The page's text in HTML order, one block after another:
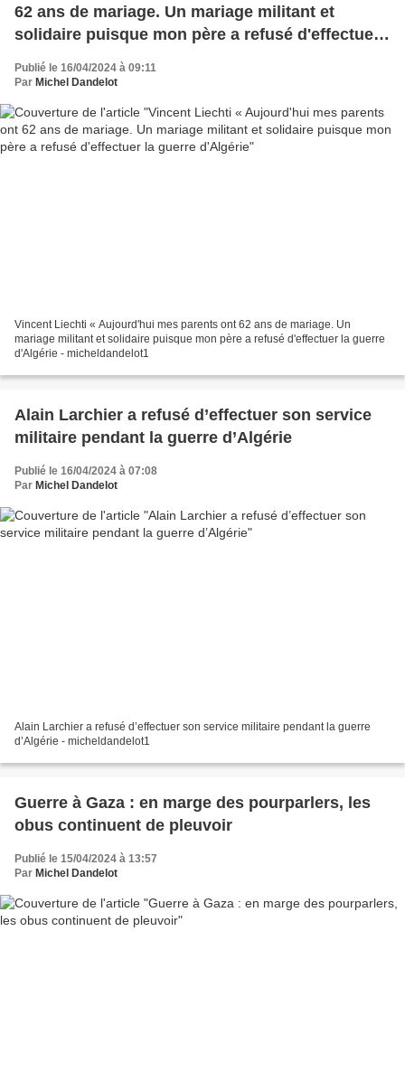
62 ans de mariage. Un mariage militant et
solidaire puisque mon père a refusé d'effectuer
la guerre d'Algérie
Publié le 16/04/2024 à 09:11
Par Michel Dandelot
Vincent Liechti « Aujourd'hui mes parents ont 62 ans de mariage. Un
mariage militant et solidaire puisque mon père a refusé d'effectuer la guerre
d'Algérie - micheldandelot1
Alain Larchier a refusé d’effectuer son service
militaire pendant la guerre d’Algérie
Publié le 16/04/2024 à 07:08
Par Michel Dandelot
Alain Larchier a refusé d’effectuer son service militaire pendant la guerre
d’Algérie - micheldandelot1
Guerre à Gaza : en marge des pourparlers, les
obus continuent de pleuvoir
Publié le 15/04/2024 à 13:57
Par Michel Dandelot